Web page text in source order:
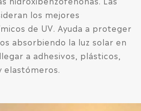
los mejores
de UV. Ayuda a proteger
absorbiendo la luz solar en
a adhesivos, plásticos,
elastómeros.